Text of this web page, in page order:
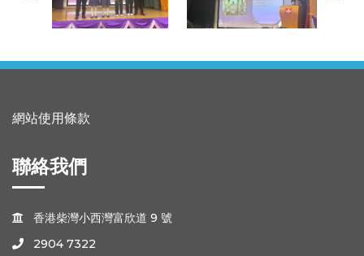
網站使用條款
聯絡我們
 香港柴灣小西灣富欣道 9 號
 2904 7322